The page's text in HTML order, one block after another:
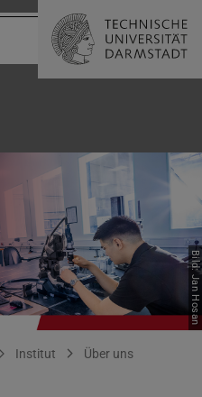
Bild: Jan Hosan
Institut
Über uns